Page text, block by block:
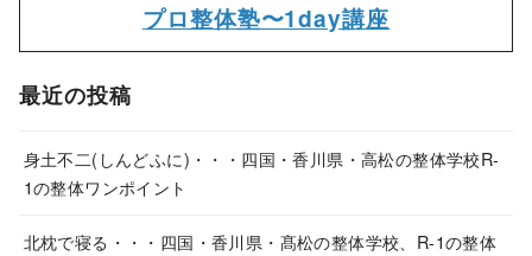
プロ整体塾〜1day講座
最近の投稿
身土不二(しんどふに)・・・四国・香川県・高松の整体学校R-
1の整体ワンポイント
北枕で寝る・・・四国・香川県・髙松の整体学校、R-1の整体